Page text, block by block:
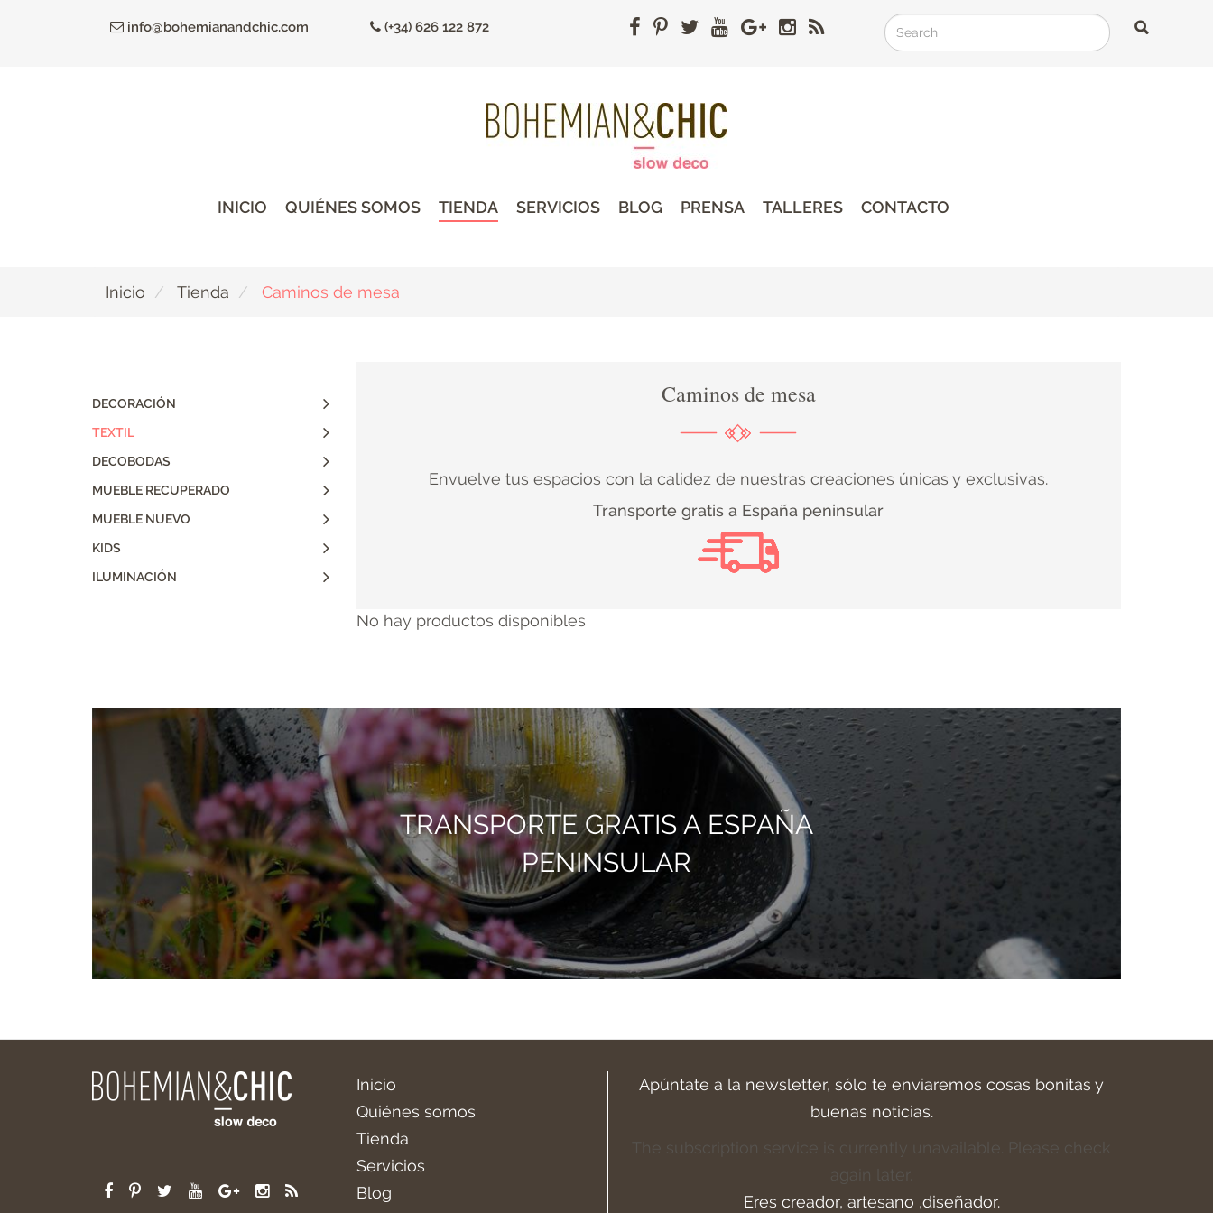
info@bohemianandchic.com (+34) 626 122 872
Search
Search
Search
INICIO QUIÉNES SOMOS TIENDA SERVICIOS BLOG PRENSA TALLERES CONTACTO
Inicio Tienda Caminos de mesa
DECORACIÓN
TEXTIL
DECOBODAS
MUEBLE RECUPERADO
MUEBLE NUEVO
KIDS
ILUMINACIÓN
Caminos de mesa
Envuelve tus espacios con la calidez de nuestras creaciones únicas y exclusivas.
Transporte gratis a España peninsular
No hay productos disponibles
TRANSPORTE GRATIS A ESPAÑA
PENINSULAR
Inicio
Quiénes somos
Tienda
Servicios
Blog
Apúntate a la newsletter, sólo te enviaremos cosas bonitas y
buenas noticias.
The subscription service is currently unavailable. Please check
again later.
Eres creador, artesano ,diseñador.